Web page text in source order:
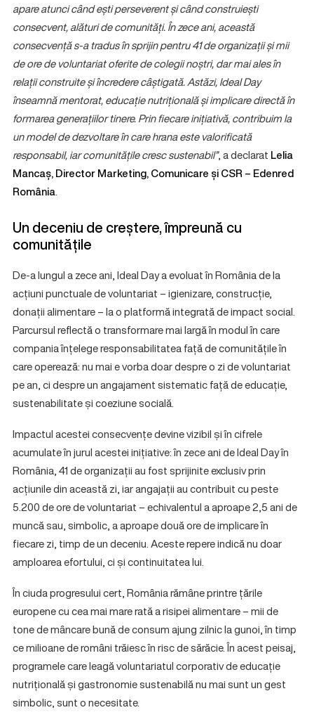
apare atunci când ești perseverent și când construiești
consecvent, alături de comunități. În zece ani, această
consecvență s-a tradus în sprijin pentru 41 de organizații și mii
de ore de voluntariat oferite de colegii noștri, dar mai ales în
relații construite și încredere câștigată. Astăzi, Ideal Day
înseamnă mentorat, educație nutrițională și implicare directă în
formarea generațiilor tinere. Prin fiecare inițiativă, contribuim la
un model de dezvoltare în care hrana este valorificată
responsabil, iar comunitățile cresc sustenabil”, a declarat Lelia
Mancaș, Director Marketing, Comunicare și CSR – Edenred
România.
Un deceniu de creștere, împreună cu
comunitățile
De-a lungul a zece ani, Ideal Day a evoluat în România de la
acțiuni punctuale de voluntariat – igienizare, construcție,
donații alimentare – la o platformă integrată de impact social.
Parcursul reflectă o transformare mai largă în modul în care
compania înțelege responsabilitatea față de comunitățile în
care operează: nu mai e vorba doar despre o zi de voluntariat
pe an, ci despre un angajament sistematic față de educație,
sustenabilitate și coeziune socială.
Impactul acestei consecvențe devine vizibil și în cifrele
acumulate în jurul acestei inițiative: în zece ani de Ideal Day în
România, 41 de organizații au fost sprijinite exclusiv prin
acțiunile din această zi, iar angajații au contribuit cu peste
5.200 de ore de voluntariat – echivalentul a aproape 2,5 ani de
muncă sau, simbolic, a aproape două ore de implicare în
fiecare zi, timp de un deceniu. Aceste repere indică nu doar
amploarea efortului, ci și continuitatea lui.
În ciuda progresului cert, România rămâne printre țările
europene cu cea mai mare rată a risipei alimentare – mii de
tone de mâncare bună de consum ajung zilnic la gunoi, în timp
ce milioane de români trăiesc în risc de sărăcie. În acest peisaj,
programele care leagă voluntariatul corporativ de educație
nutrițională și gastronomie sustenabilă nu mai sunt un gest
simbolic, sunt o necesitate.